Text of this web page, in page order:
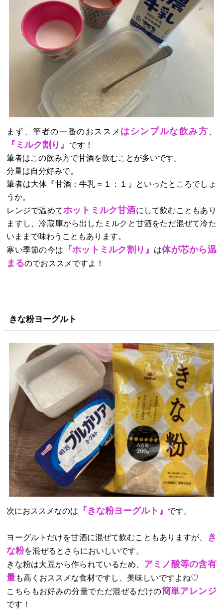
まず、筆者の一番のおススメ はシンプルな飲み方
『ミルク割り』
です！
筆者はこの飲み方で甘酒を飲むことが多いです。
分量は自分好みで。
筆者は大体『甘酒：牛乳＝１：１』といったところでしょ
うか。
レンジで温めてホットミルク甘酒にして飲むこともあり
ますし、冷蔵庫から出したミルクと甘酒をただ混ぜて冷た
いままで味わうこともあります。
寒い季節の今は
『ホットミルク割り』 は体が芯から温
まるのでおススメですよ！
きな粉ヨーグルト
次におススメなのは 『きな粉ヨーグルト』 です。
ヨーグルトだけを甘酒に混ぜて飲むこともありますが、
き
な粉を混ぜるとさらにおいしいです。
きな粉は大豆から作られているため、 アミノ酸等の含有
量も高くおススメな食材ですし、美味しいですよね♡
こちらもお好みの分量でただ混ぜるだけの簡単アレンジ
です！